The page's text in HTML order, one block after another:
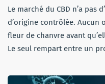
Le marché du CBD n’a pas
d’origine contrôlée. Aucun
fleur de chanvre avant
Le seul rempart entre un